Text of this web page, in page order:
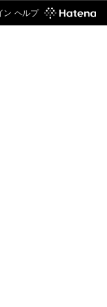
ン ヘルプ